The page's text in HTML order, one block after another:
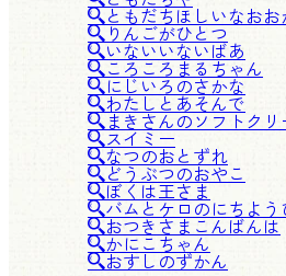
ともだちほしいなおお
りんごがひとつ
いないいないばあ
ころころまるちゃん
にじいろのさかな
わたしとあそんで
まきさんのソフトクリ
スイミー
なつのおとずれ
どうぶつのおやこ
ぼくは王さま
バムとケロのにちよう
おつきさまこんばんは
かにこちゃん
おすしのずかん